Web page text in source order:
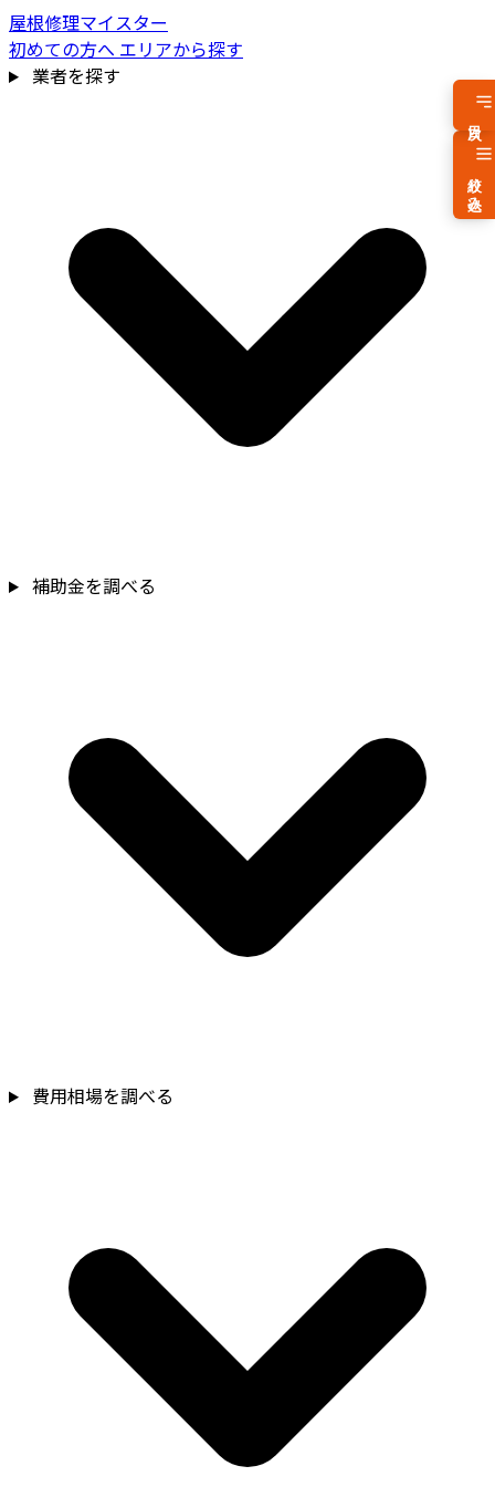
屋根修理マイスター
初めての方へ エリアから探す
業者を探す
補助金を調べる
費用相場を調べる
費用相場を見る
絞り込み